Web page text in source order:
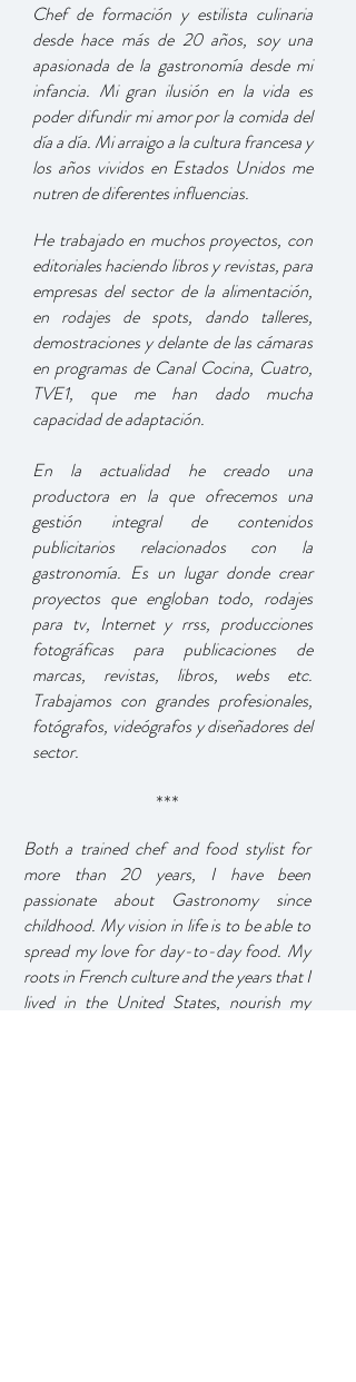
Chef de formación y estilista culinaria
desde hace más de 20 años, soy una
apasionada de la gastronomía desde mi
infancia. Mi gran ilusión en la vida es
poder difundir mi amor por la comida del
día a día. Mi arraigo a la cultura francesa y
los años vividos en Estados Unidos me
nutren de diferentes influencias.
He trabajado en muchos proyectos, con
editoriales haciendo libros y revistas, para
empresas del sector de la alimentación,
en rodajes de spots, dando talleres,
demostraciones y delante de las cámaras
en programas de Canal Cocina, Cuatro,
TVE1, que me han dado mucha
capacidad de adaptación.
En la actualidad he creado una
productora en la que ofrecemos una
gestión integral de contenidos
publicitarios relacionados con la
gastronomía. Es un lugardonde crear
proyectos que engloban todo, rodajes
para tv, Internet y rrss, producciones
fotográficas para publicaciones de
marcas, revistas, libros, webs etc.
Trabajamos con grandes profesionales,
fotógrafos, videógrafos y diseñadores del
sector.
***
Both a trained chef and food stylist for
more than 20 years, I have been
passionate about Gastronomy since
childhood. My vision in life is to be able to
spread my love for day-to-day food. My
roots in French culture and the years that I
lived in the United States, nourish my